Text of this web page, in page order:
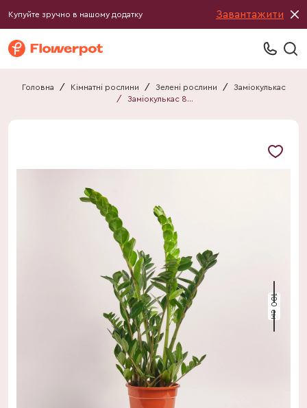
Купуйте зручно в нашому додатку Завантажити
Головна / Кімнатні рослини / Зелені рослини /
Заміокулькас
/
Заміокулькас 8ст.
100 см